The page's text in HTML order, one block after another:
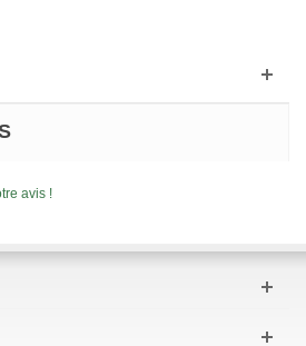
avis !